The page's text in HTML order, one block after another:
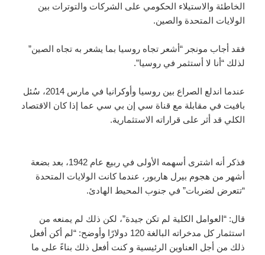
الخاطئة والاستيلاء الحكومي على الشركات والتوترات بين
الولايات المتحدة والصين.
فقد أجاب مونجر “أشعر تجاه روسيا بما يشعر به تجاه الصين”
لذلك “أنا لا أستثمر في روسيا”.
عندما اندلع الصراع بين روسيا وأوكرانيا في مارس 2014، سُئل
بافيت في مقابلة مع قناة سي إن بي سي عما إذا كان الاقتصاد
الكلي قد أثر على قراراته الاستثمارية.
فذكر أنه اشترى أسهمه الأولى في ربيع عام 1942، بعد بضعة
أشهر من هجوم بيرل هاربور، عندما كانت الولايات المتحدة
“تتعرض لضربات” في جنوب المحيط الهادئ.
قال: “العوامل الكلية لم تكن جيدة”، لكن ذلك لم يمنعه من
استثمار كل مدخراته البالغة 120 دولارًا وأوضح: “لم أكن أفعل
ذلك من أجل العناوين الرئيسية و كنت أفعل ذلك بناءً على ما